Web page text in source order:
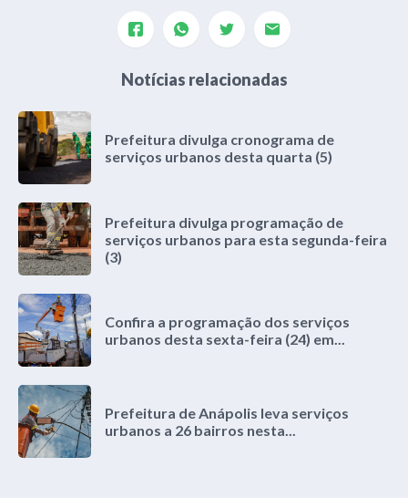
Notícias relacionadas
Prefeitura divulga cronograma de
serviços urbanos desta quarta (5)
Prefeitura divulga programação de
serviços urbanos para esta segunda-feira
(3)
Confira a programação dos serviços
urbanos desta sexta-feira (24) em...
Prefeitura de Anápolis leva serviços
urbanos a 26 bairros nesta...